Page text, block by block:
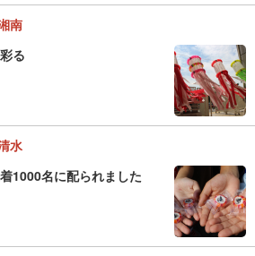
南
る
水
1000名に配られました